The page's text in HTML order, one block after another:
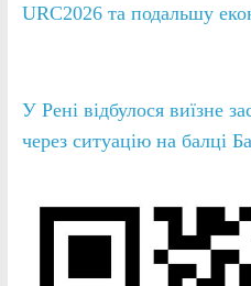
URC2026 та подальшу
У Рені відбулося виїзне
через ситуацію на балці